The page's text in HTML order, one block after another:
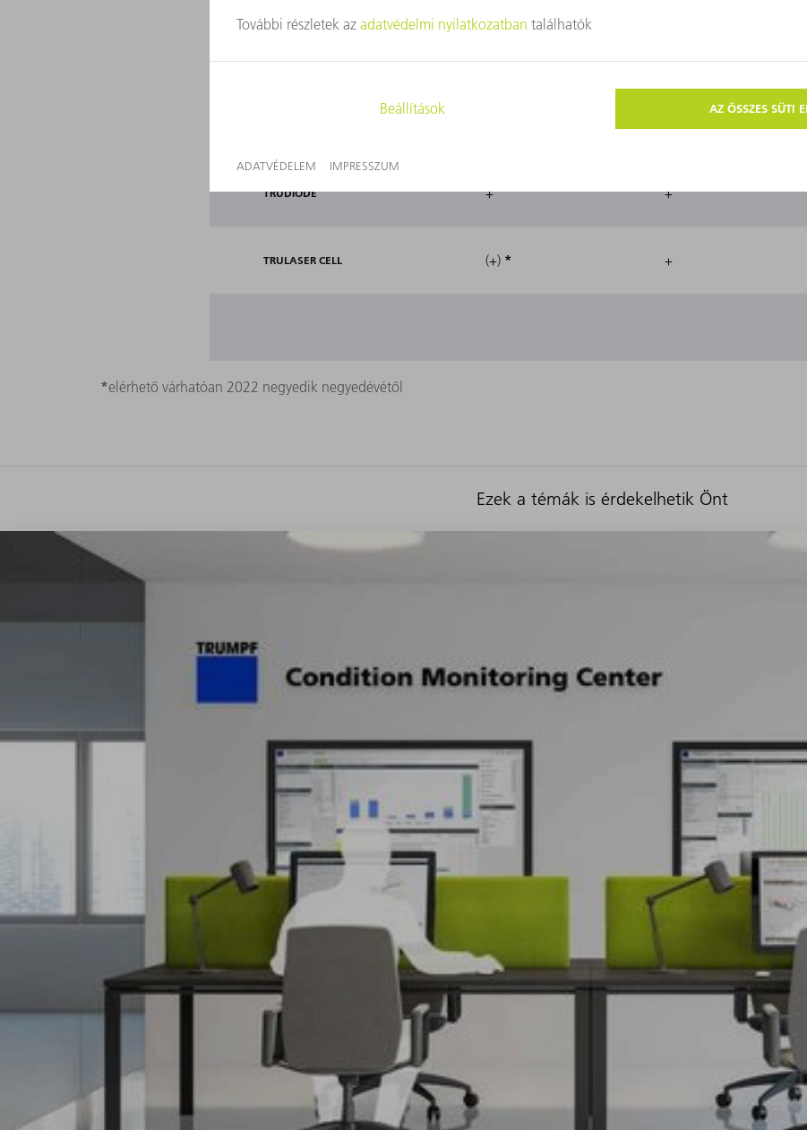
TRUMICRO MARK + +
-
TRUDIODE + +
TRULASER CELL (+) * +
*elérhető várhatóan 2022 negyedik negyedévétől
Ezek a témák is érdekelhetik Önt